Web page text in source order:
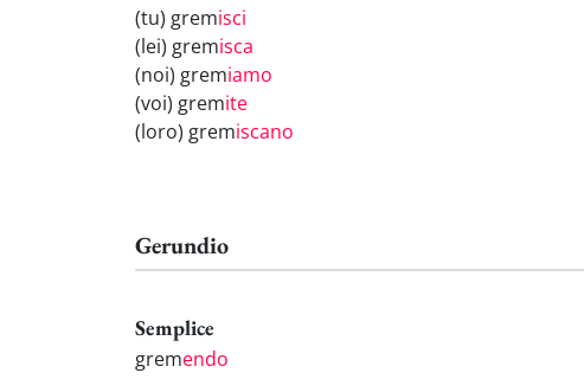
(tu) gremisci
(lei) gremisca
(noi) gremiamo
(voi) gremite
(loro) gremiscano
Gerundio
Semplice
gremendo